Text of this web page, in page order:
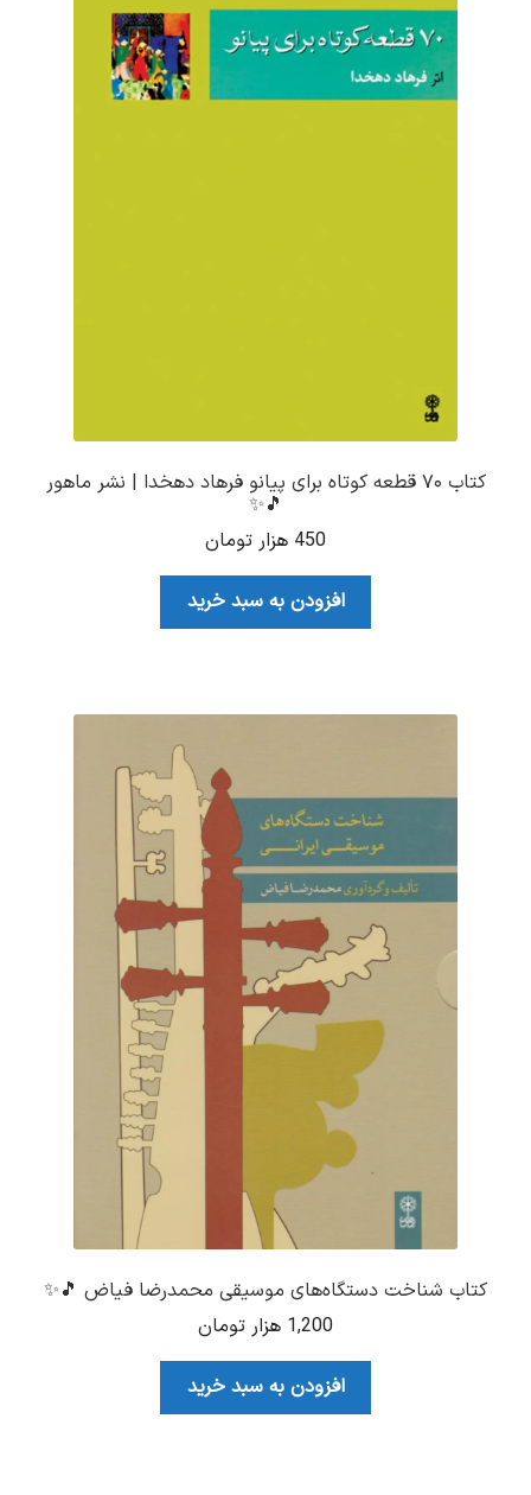
کتاب ۷۰ قطعه کوتاه برای پیانو فرهاد دهخدا | نشر ماهور
🎵✨
450 هزار تومان
افزودن به سبد خرید
کتاب شناخت دستگاه‌های موسیقی محمدرضا فیاض 🎵✨
1,200 هزار تومان
افزودن به سبد خرید